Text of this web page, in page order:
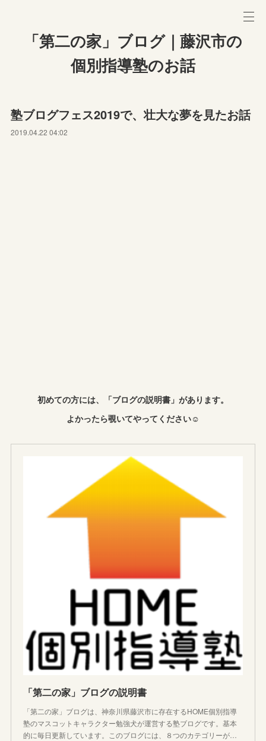
「第二の家」ブログ｜藤沢市の
個別指導塾のお話
塾ブログフェス2019で、壮大な夢を見たお話
2019.04.22 04:02
初めての方には、「ブログの説明書」があります。
よかったら覗いてやってください☺︎
「第二の家」ブログの説明書
「第二の家」ブログは、神奈川県藤沢市に存在するHOME個別指導
塾のマスコットキャラクター勉強犬が運営する塾ブログです。基本
的に毎日更新しています。このブログには、８つのカテゴリーが…